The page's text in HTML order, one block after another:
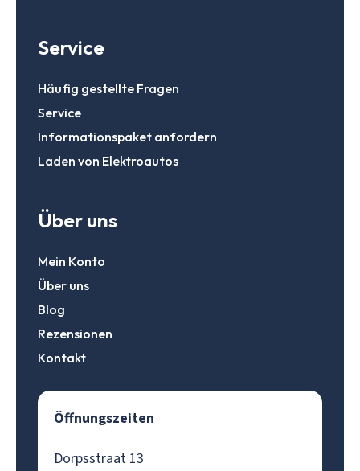
Service
Häufig gestellte Fragen
Service
Informationspaket anfordern
Laden von Elektroautos
Über uns
Mein Konto
Über uns
Blog
Rezensionen
Kontakt
Öffnungszeiten
Dorpsstraat 13